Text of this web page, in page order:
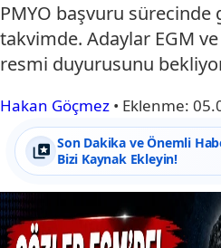
PMYO başvuru sürecinde
takvimde. Adaylar EGM
resmi duyurusunu
Hakan Göçmez • Eklenme:
Son Dakika ve Önemli
Bizi Kaynak Ekleyin!